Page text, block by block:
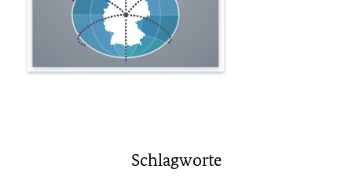
Schlagworte